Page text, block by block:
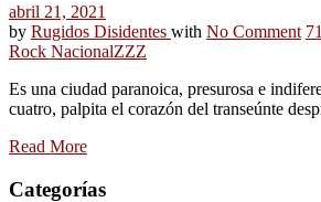
abril 21, 2021
by Rugidos Disidentes with No Comment
Rock NacionalZZZ
Es una ciudad paranoica, presurosa e
cuatro, palpita el corazón del transeúnte
Read More
Categorías